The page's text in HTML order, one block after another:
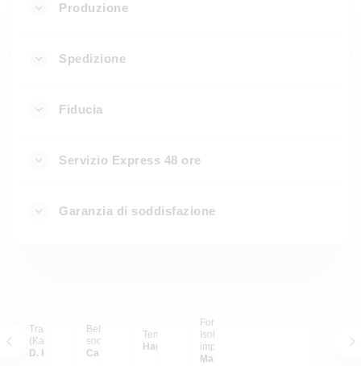
Produzione
Spedizione
Fiducia
Servizio Express 48 ore
Garanzia di soddisfazione
Tramonto a Sylt
(Kampen)
D. F.
Bellissimo e sono molto
soddisfatta.
Caroline M.
Tempo per me.
Hanna
Formato 10x10; Motivo:
Isola; Valore di ricordo:
impareggiabile!!!
Martin